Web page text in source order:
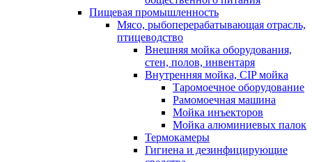
Пищевая промышленность
Мясо, рыбоперерабатывающая отрасль,
птицеводство
Внешняя мойка оборудования,
стен, полов, инвентаря
Внутренняя мойка, CIP мойка
Таромоечное оборудование
Рамомоечная машина
Мойка инъекторов
Мойка алюминиевых палок
Термокамеры
Гигиена и дезинфицирующие